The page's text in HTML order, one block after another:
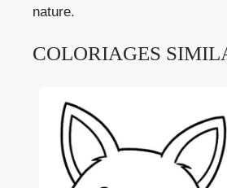
nature.
COLORIAGES